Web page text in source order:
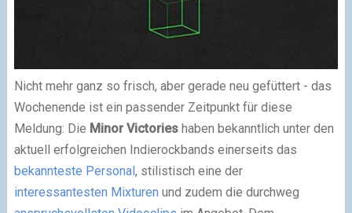
Nicht mehr ganz so frisch, aber gerade neu gefüttert - das
Wochenende ist ein passender Zeitpunkt für diese
Meldung: Die Minor Victorieshaben bekanntlich unter den
aktuell erfolgreichen Indierockbands einerseits das
bekannteste Personal, stilistisch eine der
interessantesten Mixturen und zudem die durchweg